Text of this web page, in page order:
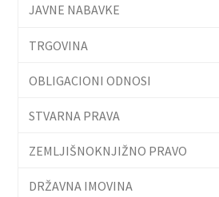
JAVNE NABAVKE
TRGOVINA
OBLIGACIONI ODNOSI
STVARNA PRAVA
ZEMLJIŠNOKNJIŽNO PRAVO
DRŽAVNA IMOVINA